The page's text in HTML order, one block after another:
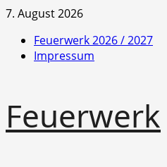
Zum
springen
7. August 2026
Feuerwerk 2026 / 2027
Impressum
Feuerwerk